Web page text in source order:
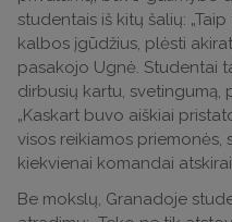
studentais iš kitų šalių:
kalbos įgūdžius, plėsti
pasakojo Ugnė. Studentai
dirbusių kartu, svetingumą,
„Kaskart buvo aiškiai
visos reikiamos
kiekvienai komandai
Be mokslų, Granadoje